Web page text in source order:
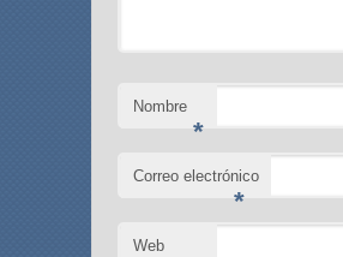
Nombre
*
Correo electrónico
*
Web